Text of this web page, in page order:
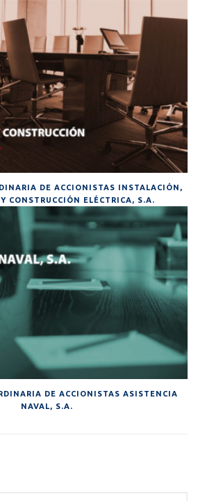
DE ACCIONISTAS INSTALACIÓN,
CONSTRUCCIÓN ELÉCTRICA, S.A.
DE ACCIONISTAS ASISTENCIA
NAVAL, S.A.